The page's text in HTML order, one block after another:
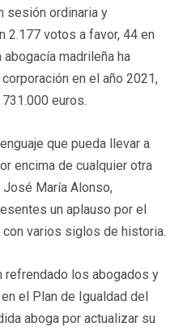
sesión ordinaria y
2.177 votos a favor, 44 en
madrileña ha
en el año 2021,
euros.
que pueda llevar a
encima de cualquier otra
José María Alonso,
un aplauso por el
varios siglos de historia.
refrendado los abogados y
el Plan de Igualdad del
aboga por actualizar su